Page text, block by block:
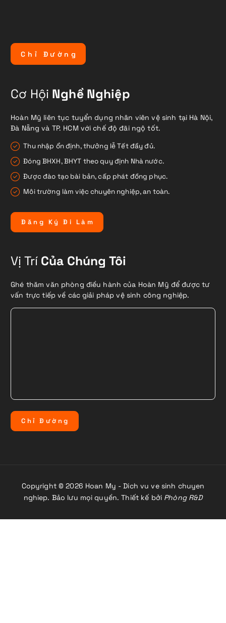
C h ỉ Đ ư ờ n g
Cơ Hội Nghề Nghiệp
Hoàn Mỹ liên tục tuyển dụng nhân viên vệ sinh tại Hà Nội,
Đà Nẵng và TP. HCM với chế độ đãi ngộ tốt.
Thu nhập ổn định, thưởng lễ Tết đầy đủ.
Đóng BHXH, BHYT theo quy định Nhà nước.
Được đào tạo bài bản, cấp phát đồng phục.
Môi trường làm việc chuyên nghiệp, an toàn.
Đ ă n g Ký Đ i L à m
Vị TríCủa Chúng Tôi
Ghé thăm văn phòng điều hành của Hoàn Mỹ để được tư
vấn trực tiếp về các giải pháp vệ sinh công nghiệp.
C hỉ Đ ườ ng
Copyright © 2026 Hoan My - Dich vu ve sinh chuyen
nghiep. Bảo lưu mọi quyền. Thiết kế bởi Phòng R&D